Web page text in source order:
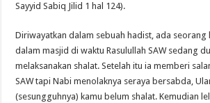
Sayyid Sabiq Jilid 1 hal 124).
Diriwayatkan dalam sebuah hadist, ada seorang
dalam masjid di waktu Rasulullah SAW sedang
melaksanakan shalat. Setelah itu ia memberi
SAW tapi Nabi menolaknya seraya bersabda,
(sesungguhnya) kamu belum shalat. Kemudian